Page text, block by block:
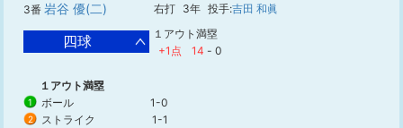
3番 岩谷 優(二) 右打 3年 投手:吉田 和眞
四球
１アウト満塁
+1点
14 - 0
１アウト満塁
1 ボール 1-0
2 ストライク 1-1